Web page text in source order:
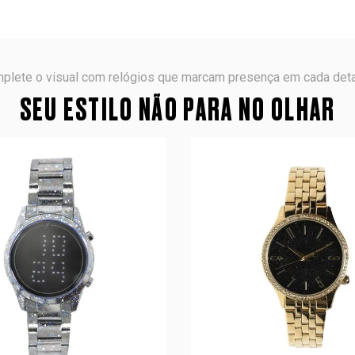
o visual com relógios que marcam presença em cada
SEU ESTILO NÃO PARA NO OLHAR